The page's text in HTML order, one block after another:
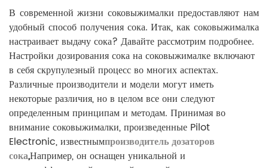
В современной жизни соковыжималки предоставляют нам
удобный способ получения сока. Итак, как соковыжималка
настраивает выдачу сока? Давайте рассмотрим подробнее.
Настройки дозирования сока на соковыжималке включают
в себя скрупулезный процесс во многих аспектах.
Различные производители и модели могут иметь
некоторые различия, но в целом все они следуют
определенным принципам и методам. Принимая во
внимание соковыжималки, произведенные Pilot
Electronic, известнымпроизводитель дозаторов
сока,Например, он оснащен уникальной и